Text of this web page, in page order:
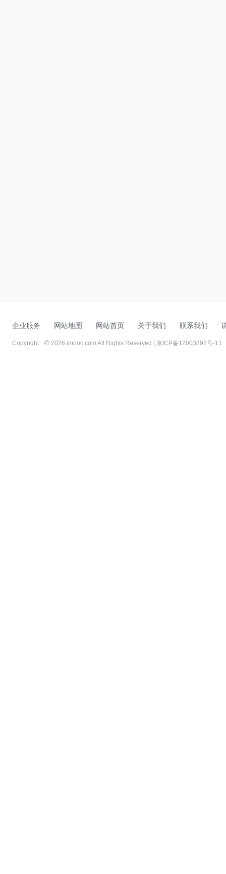
企业服务 网站地图 网站首页 关于我们 联系我们
Copyright 2026 imooc.com All Rights Reserved | 京ICP备12003892号-11